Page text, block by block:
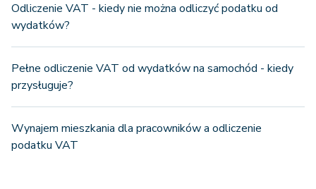
Odliczenie VAT - kiedy nie można odliczyć podatku od
wydatków?
Pełne odliczenie VAT od wydatków na samochód - kiedy
przysługuje?
Wynajem mieszkania dla pracowników a odliczenie
podatku VAT